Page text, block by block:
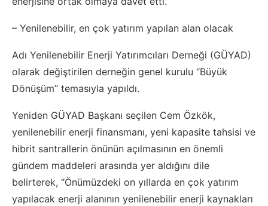
– Yenilenebilir, en çok yatırım yapılan alan olacak
Adı Yenilenebilir Enerji Yatırımcıları Derneği (GÜYAD)
olarak değiştirilen derneğin genel kurulu “Büyük
Dönüşüm” temasıyla yapıldı.
Yeniden GÜYAD Başkanı seçilen Cem Özkök,
yenilenebilir enerji finansmanı, yeni kapasite tahsisi ve
hibrit santrallerin önünün açılmasının en önemli
gündem maddeleri arasında yer aldığını dile
belirterek, “Önümüzdeki on yıllarda en çok yatırım
yapılacak enerji alanının yenilenebilir enerji kaynakları